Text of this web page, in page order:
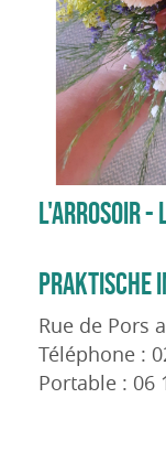
L'ARROSOIR -
PRAKTISCHE
Rue de Pors
Téléphone :
Portable : 06